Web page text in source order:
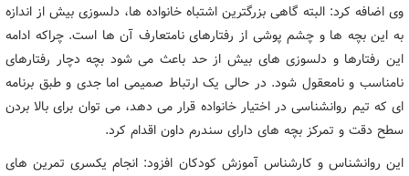
وی اضافه کرد: البته گاهی بزرگترین اشتباه خانواده ها، دلسوزی بیش از اندازه
به این بچه ها و چشم پوشی از رفتارهای نامتعارف آن ها است. چراکه ادامه
این رفتارها و دلسوزی های بیش از حد باعث می شود بچه دچار رفتارهای
نامناسب و نامعقول شود. در حالی یک ارتباط صمیمی اما جدی و طبق برنامه
ای که تیم روانشناسی در اختیار خانواده قرار می دهد، می توان برای بالا بردن
سطح دقت و تمرکز بچه های دارای سندرم داون اقدام کرد.
این روانشناس و کارشناس آموزش کودکان افزود: انجام یکسری تمرین های